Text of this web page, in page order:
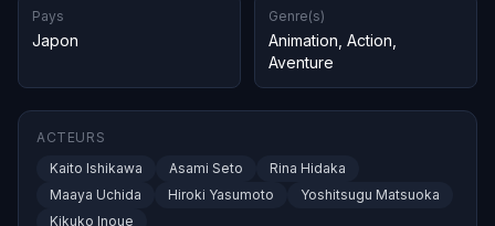
Pays
Japon
Genre(s)
Animation Action
Aventure
ACTEURS
Kaito Ishikawa
Asami Seto
Rina Hidaka
Maaya Uchida
Hiroki Yasumoto
Yoshitsugu Matsuoka
Kikuko Inoue